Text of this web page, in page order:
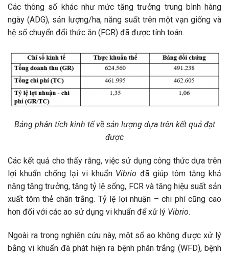
Các thông số khác như mức tăng trưởng trung bình hàng
ngày (ADG), sản lượng/ha, năng suất trên một vạn giống và
hệ số chuyển đổi thức ăn (FCR) đã được tính toán.
Bảng phân tích kinh tế về sản lượng dựa trên kết quả đạt
được
Các kết quả cho thấy rằng, việc sử dụng công thức dựa trên
lợi khuẩn chống lại vi khuẩn Vibrio đã giúp tôm tăng khả
năng tăng trưởng, tăng tỷ lệ sống, FCR và tăng hiệu suất sản
xuất tôm thẻ chân trắng. Tỷ lệ lợi nhuận – chi phí cũng cao
hơn đối với các ao sử dụng vi khuẩn để xử lý Vibrio.
Ngoài ra trong nghiên cứu này, một số ao không được xử lý
bằng vi khuẩn đã phát hiện ra bệnh phân trắng (WFD), bệnh